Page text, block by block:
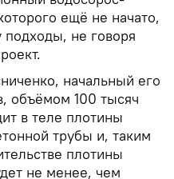
ещё не начато,
подходы, не говоря
начальный его
объёмом 100 тысяч
в теле плотины
трубы и, таким
плотины
не менее, чем